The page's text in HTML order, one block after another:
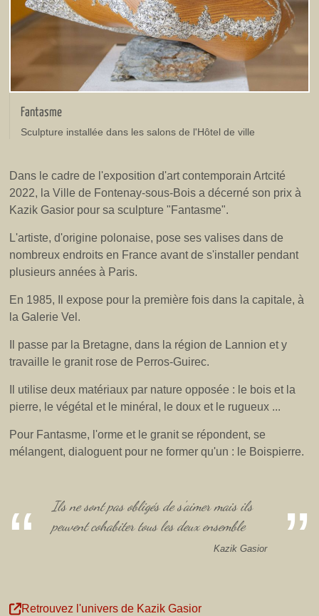
Fantasme
Sculpture installée dans les salons de l'Hôtel de ville
Dans le cadre de l'exposition d'art contemporain Artcité
2022, la Ville de Fontenay-sous-Bois a décerné son prix à
Kazik Gasior pour sa sculpture "Fantasme".
L'artiste, d'origine polonaise, pose ses valises dans de
nombreux endroits en France avant de s'installer pendant
plusieurs années à Paris.
En 1985, Il expose pour la première fois dans la capitale, à
la Galerie Vel.
Il passe par la Bretagne, dans la région de Lannion et y
travaille le granit rose de Perros-Guirec.
Il utilise deux matériaux par nature opposée : le bois et la
pierre, le végétal et le minéral, le doux et le rugueux ...
Pour Fantasme, l'orme et le granit se répondent, se
mélangent, dialoguent pour ne former qu'un : le Boispierre.
Ils ne sont pas obligés de s'aimer mais ils
peuvent cohabiter tous les deux ensemble
Kazik Gasior
Retrouvez l'univers de Kazik Gasior